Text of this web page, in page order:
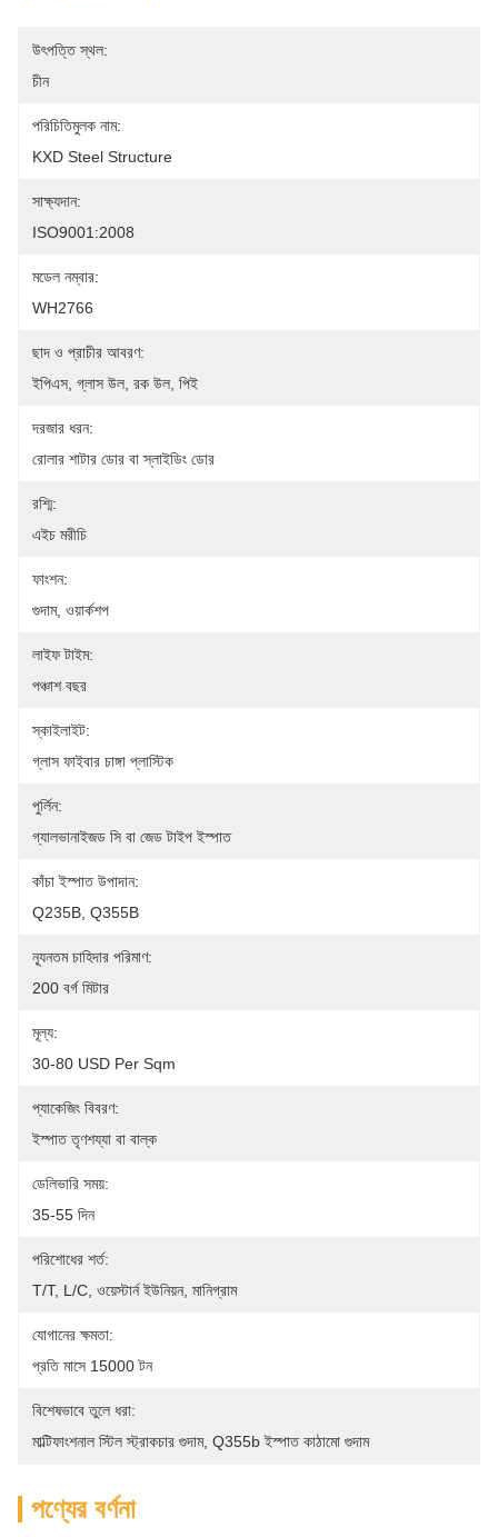
উৎপত্তি স্থল:
চীন
পরিচিতিমুলক নাম:
KXD Steel Structure
সাক্ষ্যদান:
ISO9001:2008
মডেল নম্বার:
WH2766
ছাদ ও প্রাচীর আবরণ:
ইপিএস, গ্লাস উল, রক উল, পিই
দরজার ধরন:
রোলার শাটার ডোর বা স্লাইডিং ডোর
রশ্মি:
এইচ মরীচি
ফাংশন:
গুদাম, ওয়ার্কশপ
লাইফ টাইম:
পঞ্চাশ বছর
স্কাইলাইট:
গ্লাস ফাইবার চাঙ্গা প্লাস্টিক
পুর্লিন:
গ্যালভানাইজড সি বা জেড টাইপ ইস্পাত
কাঁচা ইস্পাত উপাদান:
Q235B, Q355B
ন্যূনতম চাহিদার পরিমাণ:
200 বর্গ মিটার
মূল্য:
30-80 USD Per Sqm
প্যাকেজিং বিবরণ:
ইস্পাত তৃণশয্যা বা বাল্ক
ডেলিভারি সময়:
35-55 দিন
পরিশোধের শর্ত:
T/T, L/C, ওয়েস্টার্ন ইউনিয়ন, মানিগ্রাম
যোগানের ক্ষমতা:
প্রতি মাসে 15000 টন
বিশেষভাবে তুলে ধরা:
মাল্টিফাংশনাল স্টিল স্ট্রাকচার গুদাম, Q355b ইস্পাত কাঠামো গুদাম
পণ্যের বর্ণনা